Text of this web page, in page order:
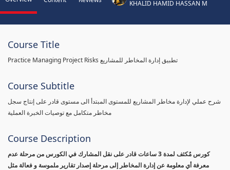
KHALID HAMID HASSAN M
Course Title
Practice Managing Project Risks تطبيق إدارة المخاطر للمشاريع
Course Subtitle
شرح عملي لإدارة مخاطر المشاريع للمستوى المبتدأ الى مستوى قادر على إنتاج سجل
مخاطر متكامل مع توصيات الخبرة العملية
Course Description
كورس مٌكثف لمدة 3 ساعات قادر على نقل المشارك في الكورس من مرحلة عدم
معرفة أي معلومة عن إدارة المخاطر إلى مرحلة إصدار تقارير ملموسة و فعالة مثل